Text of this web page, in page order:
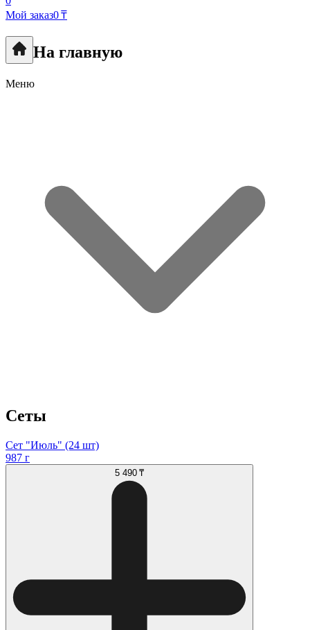
Мой заказ0 ₸
На главную
Меню
Сеты
Сет "Июль" (24 шт)
987 г
5 490 ₸